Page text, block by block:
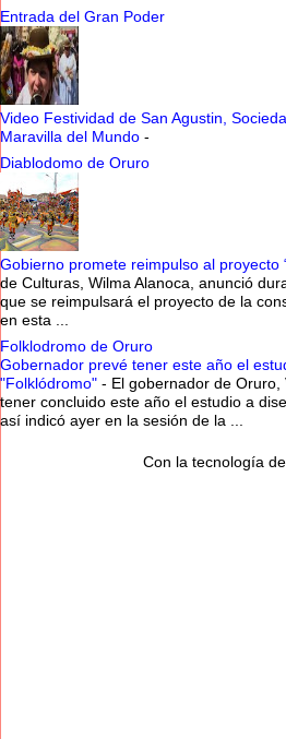
Entrada del Gran Poder
Video Festividad de San Agustin,
Maravilla del Mundo -
Diablodomo de Oruro
Gobierno promete reimpulso al proyecto
de Culturas, Wilma Alanoca, anunció
que se reimpulsará el proyecto de la
en esta ...
Folklodromo de Oruro
Gobernador prevé tener este año el
"Folklódromo" - El gobernador de
tener concluido este año el estudio a
así indicó ayer en la sesión de la ...
Con la tecnología de